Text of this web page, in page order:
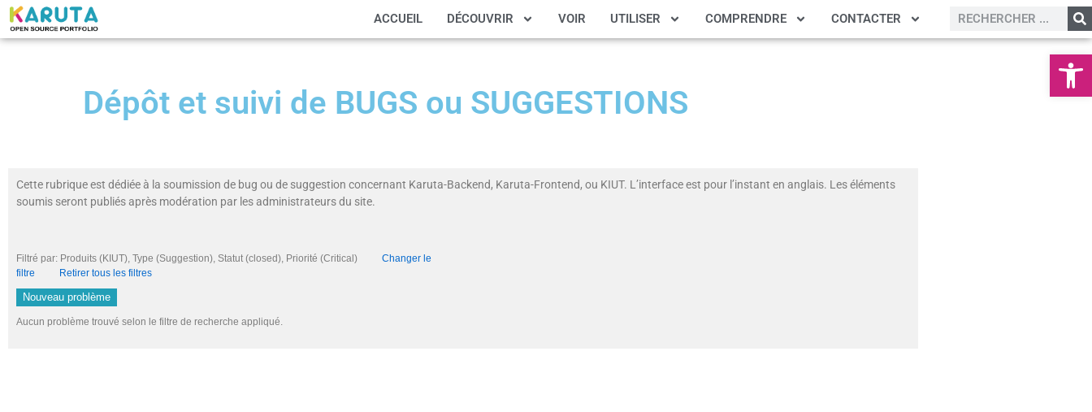
Ouvrir
ACCUEIL DÉCOUVRIR VOIR UTILISER COMPRENDRE CONTACTER
Dépôt et suivi de BUGS ou SUGGESTIONS
Cette rubrique est dédiée à la soumission de bug ou de suggestion concernant Karuta-Backend, Karuta-Frontend, ou KIUT. L’interface est pour l’instant en anglais. Les éléments
soumis seront publiés après modération par les administrateurs du site.
Filtré par: Produits (KIUT), Type (Suggestion), Statut (closed), Priorité (Critical) Changer le
filtre
Retirer tous les filtres
Nouveau problème
Aucun problème trouvé selon le filtre de recherche appliqué.